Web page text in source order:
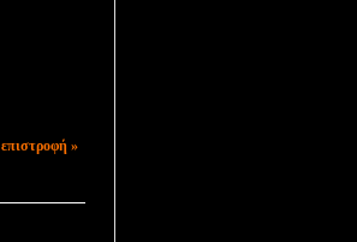
επιστροφή »